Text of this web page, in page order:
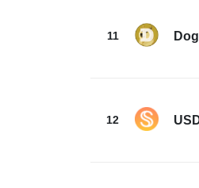
11
12